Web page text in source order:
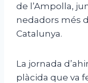
de l’Ampolla,
nedadors més
Catalunya.
La jornada
plàcida que va